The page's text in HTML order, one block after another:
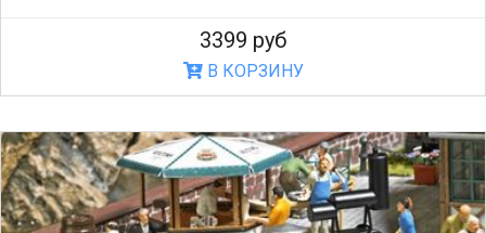
3399 руб
В КОРЗИНУ